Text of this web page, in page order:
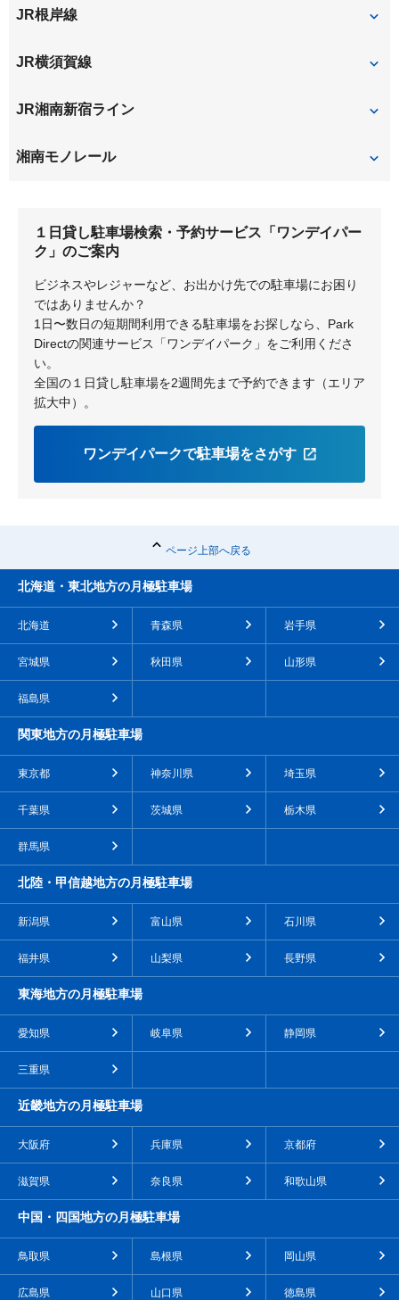
大船
JR根岸線
大船
JR横須賀線
北鎌倉
JR湘南新宿ライン
大船
湘南モノレール
湘南深沢 湘南町屋
１日貸し駐車場検索・予約サービス「ワンデイパー
ク」のご案内
ビジネスやレジャーなど、お出かけ先での駐車場にお困り
ではありませんか？
1日〜数日の短期間利用できる駐車場をお探しなら、Park
Directの関連サービス「ワンデイパーク」をご利用くださ
い。
全国の１日貸し駐車場を2週間先まで予約できます（エリア
拡大中）。
ワンデイパークで駐車場をさがす
ページ上部へ戻る
北海道・東北地方の月極駐車場
北海道 青森県 岩手県
宮城県 秋田県 山形県
福島県
関東地方の月極駐車場
東京都 神奈川県 埼玉県
千葉県 茨城県 栃木県
群馬県
北陸・甲信越地方の月極駐車場
新潟県 富山県 石川県
福井県 山梨県 長野県
東海地方の月極駐車場
愛知県 岐阜県 静岡県
三重県
近畿地方の月極駐車場
大阪府 兵庫県 京都府
滋賀県 奈良県 和歌山県
中国・四国地方の月極駐車場
鳥取県 島根県 岡山県
広島県 山口県 徳島県